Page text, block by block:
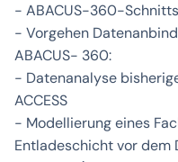
- ABACUS-360-
- Vorgehen
ABACUS- 360:
- Datenanalyse
ACCESS
- Modellierung eines
Entladeschicht vor dem